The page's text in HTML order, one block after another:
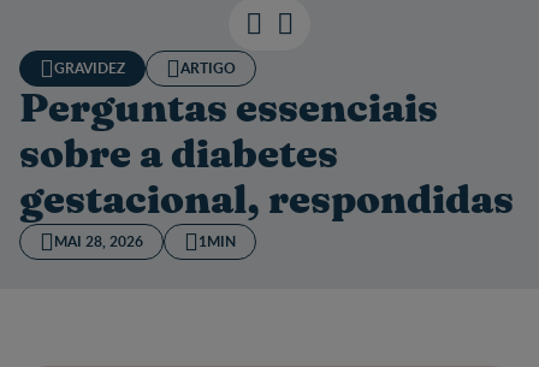
GRAVIDEZ ARTIGO
Perguntas essenciais
sobre a diabetes
gestacional, respondidas
MAI 28, 2026 1MIN